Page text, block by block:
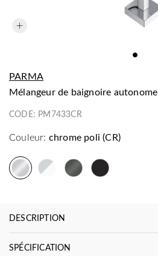
PARMA
mélangeur de baignoire autonome
CODE: PM7433CR
Couleur: chrome poli (CR)
DESCRIPTION
SPÉCIFICATION